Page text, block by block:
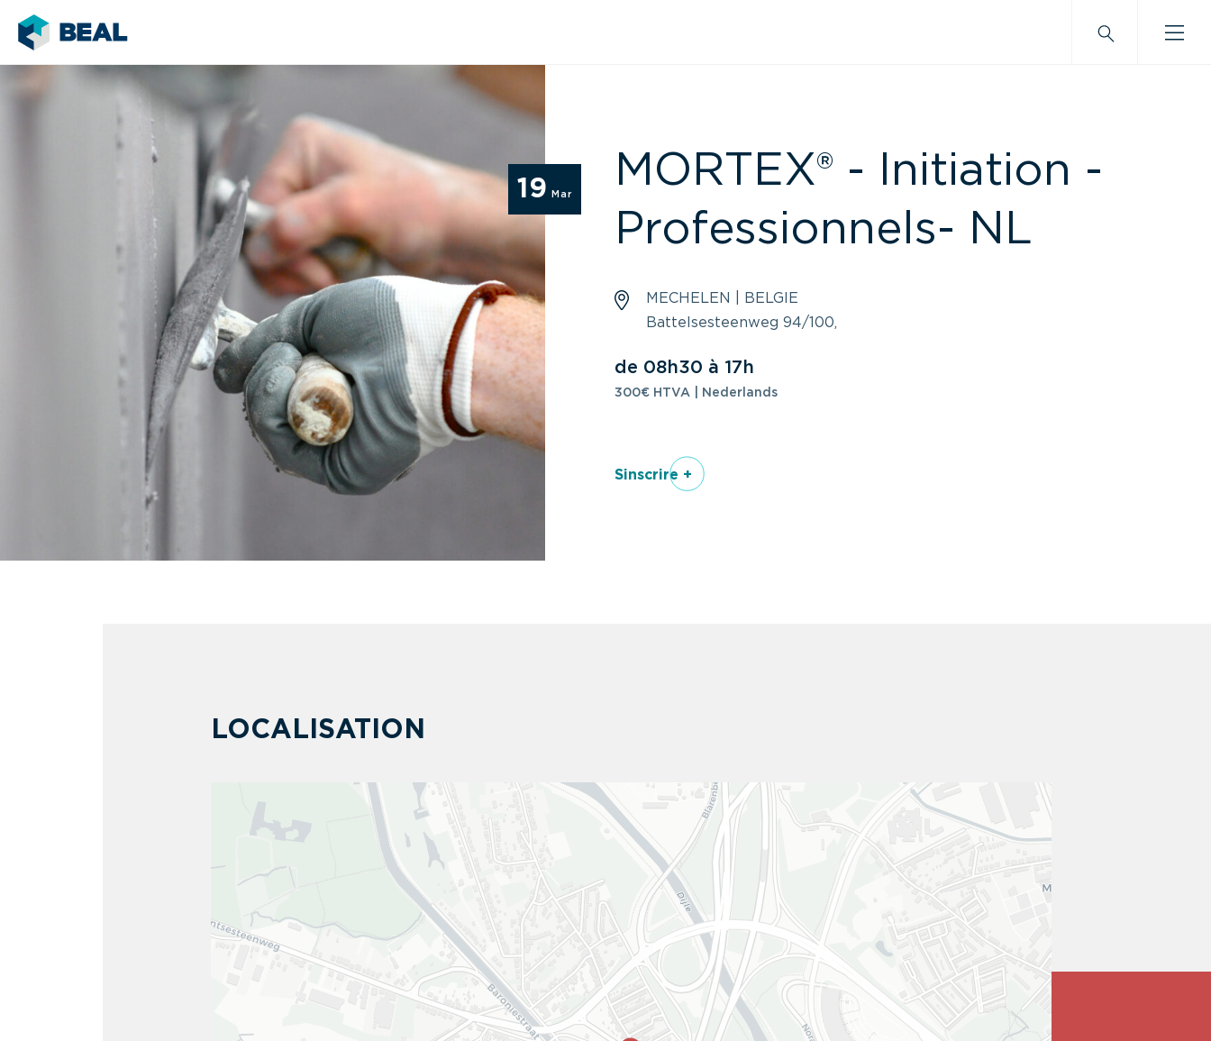
19 Mar
MORTEX® - Initiation -
Professionnels- NL
MECHELEN | BELGIE
Battelsesteenweg 94/100,
de 08h30 à 17h
300€ HTVA | Nederlands
Sinscrire +
LOCALISATION